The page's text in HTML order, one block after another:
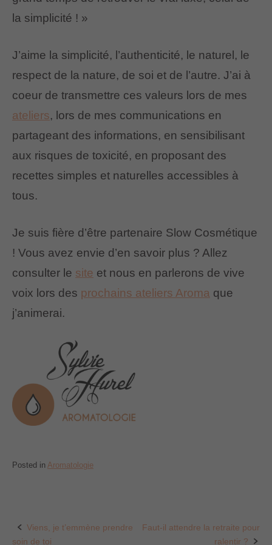
la simplicité ! »
J’aime la simplicité, l’authenticité, le naturel, le
respect de la nature, de soi et de l’autre. J’ai à
coeur de transmettre ces valeurs lors de mes
ateliers, lors de mes communications en
partageant des informations, en sensibilisant
aux risques de toxicité, en proposant des
recettes simples et naturelles accessibles à
tous.
Je suis fière d’être partenaire Slow Cosmétique
! Vous avez envie d’en savoir plus ? Allez
consulter le site et nous en parlerons de vive
voix lors des prochains ateliers Aroma que
j’animerai.
Posted in Aromatologie
Post
Viens, je t’emmène prendre
soin de toi
Faut-il attendre la retraite pour
ralentir ?